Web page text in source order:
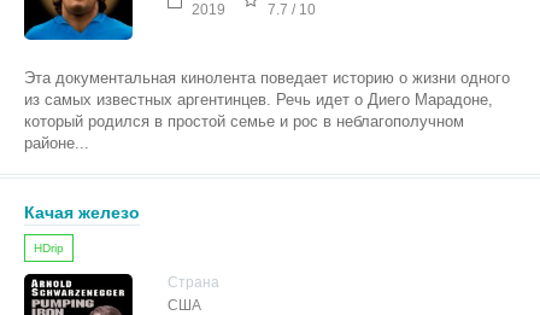
2019
7.7 / 10
Эта документальная кинолента поведает историю о жизни одного
из самых известных аргентинцев. Речь идет о Диего Марадоне,
который родился в простой семье и рос в неблагополучном
районе...
Качая железо
HDrip
Страна
США